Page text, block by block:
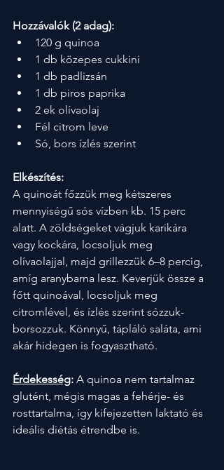
Hozzávalók (2 adag):
120 g quinoa
1 db közepes cukkini
1 db padlizsán
1 db piros paprika
2 ek olívaolaj
Fél citrom leve
Só, bors ízlés szerint
Elkészítés:
A quinoát főzzük meg kétszeres
mennyiségű sós vízben kb. 15 perc
alatt. A zöldségeket vágjuk karikára
vagy kockára, locsoljuk meg
olívaolajjal, majd grillezzük 6–8 percig,
amíg aranybarna lesz. Keverjük össze a
főtt quinoával, locsoljuk meg
citromlével, és ízlés szerint sózzuk-
borsozzuk. Könnyű, tápláló saláta, ami
akár hidegen is fogyasztható.
Érdekesség: A quinoa nem tartalmaz
glutént, mégis magas a fehérje- és
rosttartalma, így kifejezetten laktató és
ideális diétás étrendbe is.